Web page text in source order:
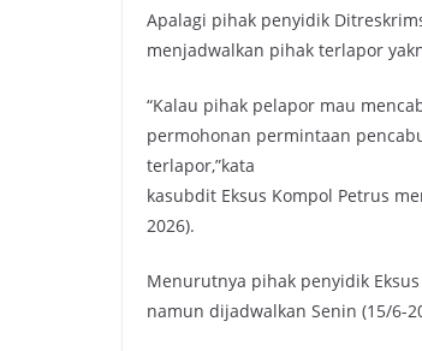
Apalagi pihak penyidik
menjadwalkan pihak terlapor
“Kalau pihak pelapor mau
permohonan permintaan
terlapor,”kata
kasubdit Eksus Kompol Petrus
2026).
Menurutnya pihak penyidik
namun dijadwalkan Senin (15/6-